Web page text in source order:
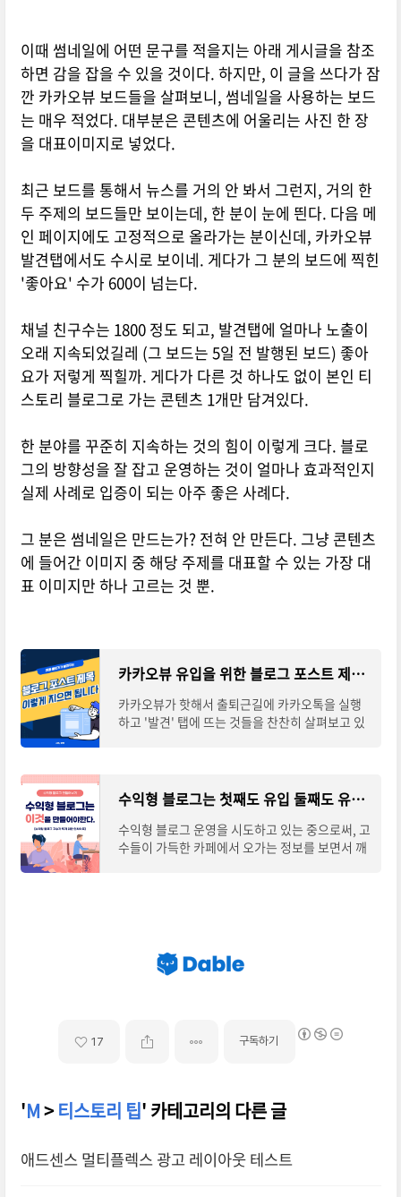
이때 썸네일에 어떤 문구를 적을지는 아래 게시글을 참조
하면 감을 잡을 수 있을 것이다. 하지만, 이 글을 쓰다가 잠
깐 카카오뷰 보드들을 살펴보니, 썸네일을 사용하는 보드
는 매우 적었다. 대부분은 콘텐츠에 어울리는 사진 한 장
을 대표이미지로 넣었다.
최근 보드를 통해서 뉴스를 거의 안 봐서 그런지, 거의 한
두 주제의 보드들만 보이는데, 한 분이 눈에 띈다. 다음 메
인 페이지에도 고정적으로 올라가는 분이신데, 카카오뷰
발견탭에서도 수시로 보이네. 게다가 그 분의 보드에 찍힌
'좋아요' 수가 600이 넘는다.
채널 친구수는 1800 정도 되고, 발견탭에 얼마나 노출이
오래 지속되었길레 (그 보드는 5일 전 발행된 보드) 좋아
요가 저렇게 찍힐까. 게다가 다른 것 하나도 없이 본인 티
스토리 블로그로 가는 콘텐츠 1개만 담겨있다.
한 분야를 꾸준히 지속하는 것의 힘이 이렇게 크다. 블로
그의 방향성을 잘 잡고 운영하는 것이 얼마나 효과적인지
실제 사례로 입증이 되는 아주 좋은 사례다.
그 분은 썸네일은 만드는가? 전혀 안 만든다. 그냥 콘텐츠
에 들어간 이미지 중 해당 주제를 대표할 수 있는 가장 대
표 이미지만 하나 고르는 것 뿐.
카카오뷰 유입을 위한 블로그 포스트 제목 정하는 방법
카카오뷰가 핫해서 출퇴근길에 카카오톡을 실행
하고 '발견' 탭에 뜨는 것들을 찬찬히 살펴보고 있
수익형 블로그는 첫째도 유입 둘째도 유입, 그리고 키워드
수익형 블로그 운영을 시도하고 있는 중으로써, 고
수들이 가득한 카페에서 오가는 정보를 보면서 깨
17 구독하기
'M>티스토리 팁' 카테고리의 다른 글
애드센스 멀티플렉스 광고 레이아웃 테스트